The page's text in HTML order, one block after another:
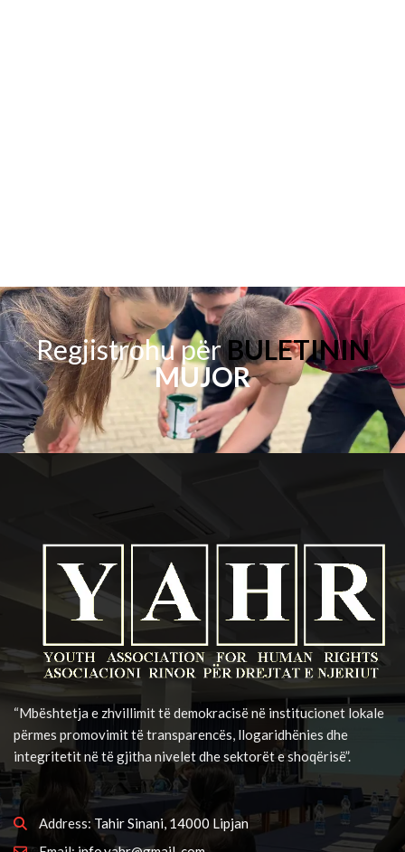
Regjistrohu përBULETININ
MUJOR
“Mbështetja e zhvillimit të demokracisë në institucionet lokale
përmes promovimit të transparencës, llogaridhënies dhe
integritetit në të gjitha nivelet dhe sektorët e shoqërisë”.
Address: Tahir Sinani, 14000 Lipjan